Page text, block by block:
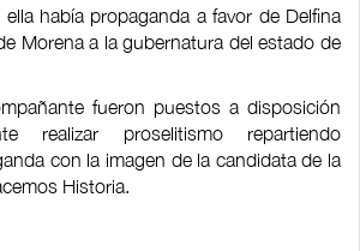
había propaganda a favor de Delfina
Morena a la gubernatura del estado de
fueron puestos a disposición
realizar proselitismo repartiendo
con la imagen de la candidata de la
Historia.